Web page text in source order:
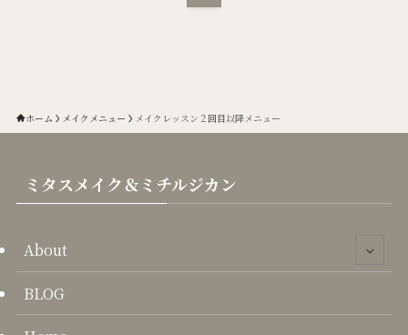
ホーム メイクメニュー メイクレッスン２回目以降メニュー
ミタスメイク＆ミチルジカン
About
BLOG